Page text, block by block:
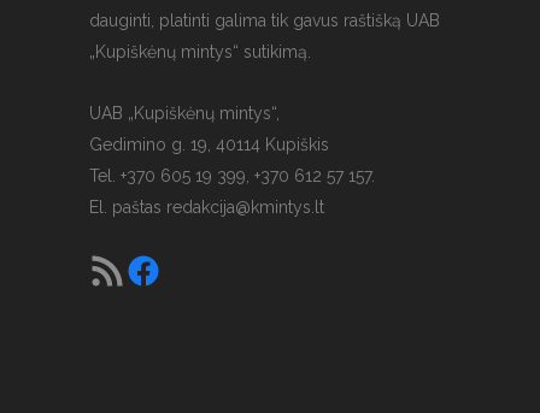
dauginti, platinti galima tik gavus raštišką UAB
„Kupiškėnų mintys“ sutikimą.
UAB „Kupiškėnų mintys“,
Gedimino g. 19, 40114 Kupiškis
Tel. +370 605 19 399, +370 612 57 157.
El. paštas redakcija@kmintys.lt